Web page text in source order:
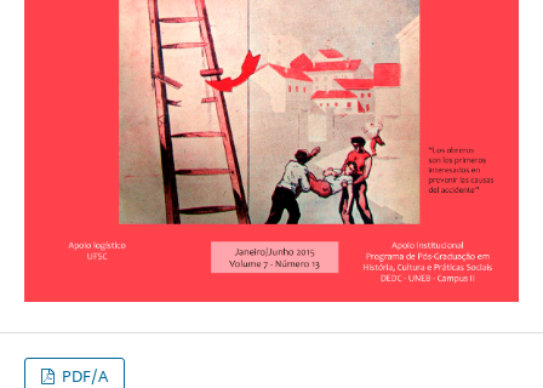
PDF/A